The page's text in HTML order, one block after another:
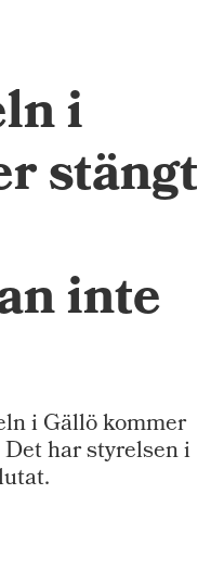
i
stängt
inte
i Gällö kommer
har styrelsen i